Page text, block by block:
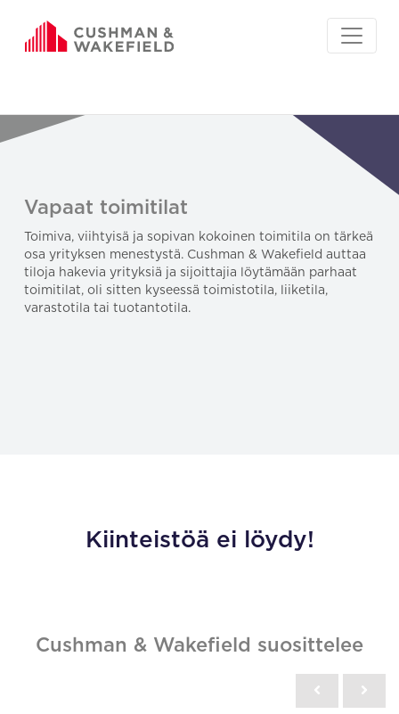
Vapaat toimitilat
Toimiva, viihtyisä ja sopivan kokoinen toimitila on tärkeä
osa yrityksen menestystä. Cushman & Wakefield auttaa
tiloja hakevia yrityksiä ja sijoittajia löytämään parhaat
toimitilat, oli sitten kyseessä toimistotila, liiketila,
varastotila tai tuotantotila.
Kiinteistöä ei löydy!
Cushman & Wakefield suosittelee